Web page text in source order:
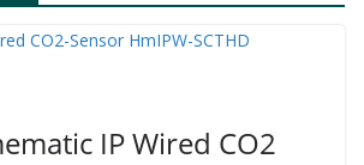
IP Wired CO2